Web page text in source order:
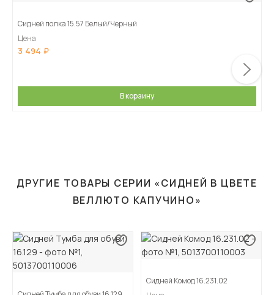
Сидней полка 15.57 Белый/Черный
Цена
3 494
В корзину
ДРУГИЕ ТОВАРЫ СЕРИИ «СИДНЕЙ В ЦВЕТЕ
ВЕЛЛЮТО КАПУЧИНО»
Сидней Комод 16.231.02